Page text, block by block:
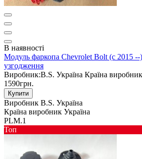
В наявності
Модуль фаркопа Chevrolet Bolt (c 2015
узгодження
Виробник:B.S. Україна Країна
1590грн.
Купити
Виробник B.S. Україна
Країна виробник Україна
PLM.1
Toп